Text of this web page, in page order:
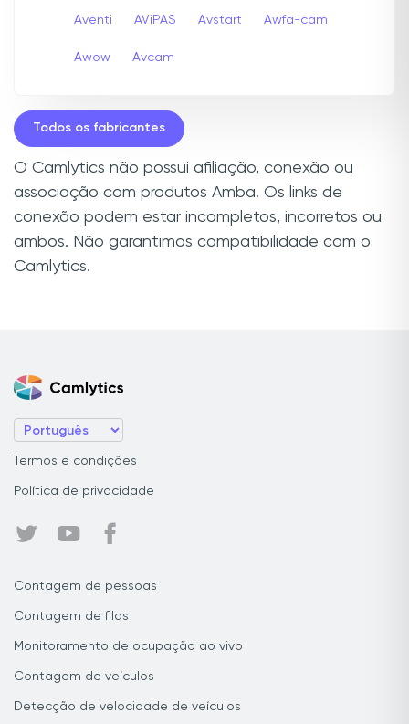
Aventi AViPAS Avstart Awfa-cam
Awow Avcam
Todos os fabricantes
O Camlytics não possui afiliação, conexão ou
associação com produtos Amba. Os links de
conexão podem estar incompletos, incorretos ou
ambos. Não garantimos compatibilidade com o
Camlytics.
Termos e condições
Política de privacidade
Contagem de pessoas
Contagem de filas
Monitoramento de ocupação ao vivo
Contagem de veículos
Detecção de velocidade de veículos